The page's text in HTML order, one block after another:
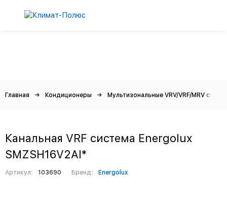
Главная Кондиционеры Мультизональные VRV/VRF/MRV
Канальная VRF система Energolux
SMZSH16V2AI*
Артикул: 103690 Бренд: Energolux